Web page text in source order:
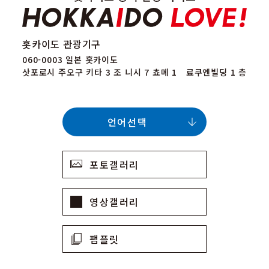
홋카이도 관광기구
060-0003 일본 홋카이도
삿포로시 주오구 키타 3 조 니시 7 쵸메 1 료쿠엔빌딩 1 층
포토갤러리
영상갤러리
팸플릿
언어선택